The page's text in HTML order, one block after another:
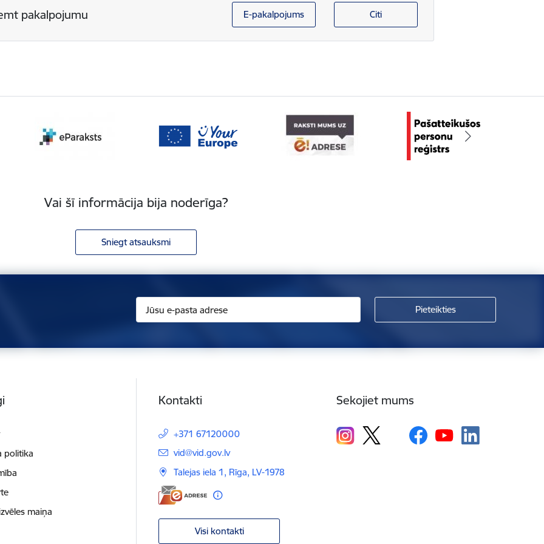
pakalpojumu E-pakalpojums Citi
Vai šī informācija bija noderīga?
Sniegt atsauksmi
politika
maiņa
Kontakti
+371 67120000
E-pasts:
vid@vid.gov.lv
Talejas iela 1, Rīga, LV-1978
Visi kontakti
Sekojiet mums